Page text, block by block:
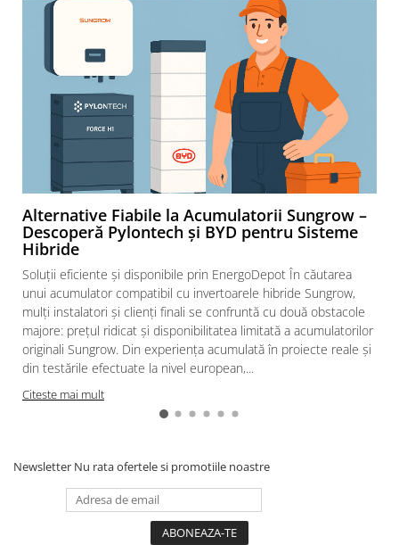
Intrerupatoare automate
Intrerupatoare automate modulare
Separator sarcina
Releu monitorizare tensiune
Separator fuzibil
Separator fuzibil aplicatii
fotovoltaice
Sigurante fuzibile
Aparataj
Aparataj modular
Standard German
Intrerupator
Priza
Rama ornament
Priza+Intrerupator
Alternative Fiabile la Acumulatorii Sungrow –
Descoperă Pylontech și BYD pentru Sisteme
Hibride
Soluții eficiente și disponibile prin EnergoDepot În căutarea
unui acumulator compatibil cu invertoarele hibride Sungrow,
mulți instalatori și clienți finali se confruntă cu două obstacole
majore: prețul ridicat și disponibilitatea limitată a acumulatorilor
originali Sungrow. Din experiența acumulată în proiecte reale și
din testările efectuate la nivel european,...
Citeste mai mult
Newsletter Nu rata ofertele si promotiile noastre